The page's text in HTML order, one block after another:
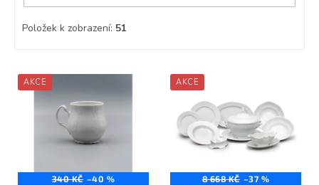
Položek k zobrazení: 51
V
ý AKCE
340 KČ –40 %
AKCE
8 668 KČ –37 %